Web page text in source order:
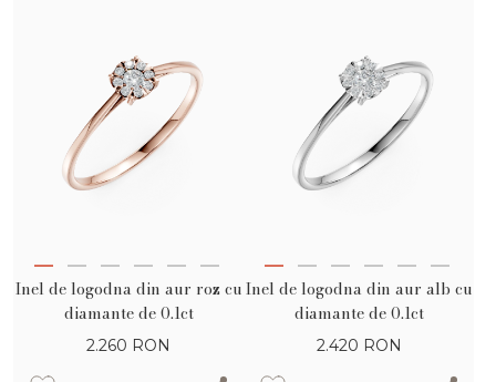
Inel de logodna din aur roz cu
diamante de 0.1ct
2.260 RON
Inel de logodna din aur alb cu
diamante de 0.1ct
2.420 RON